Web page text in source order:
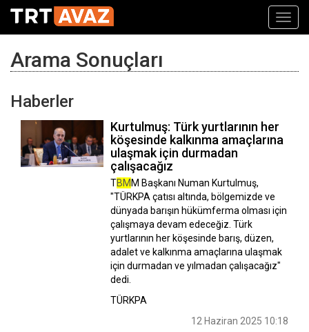
Arama Sonuçları
Haberler
Kurtulmuş: Türk yurtlarının her
köşesinde kalkınma amaçlarına
ulaşmak için durmadan
çalışacağız
TBM M Başkanı Numan Kurtulmuş,
"TÜRKPA çatısı altında, bölgemizde ve
dünyada barışın hükümferma olması için
çalışmaya devam edeceğiz. Türk
yurtlarının her köşesinde barış, düzen,
adalet ve kalkınma amaçlarına ulaşmak
için durmadan ve yılmadan çalışacağız"
dedi.
TÜRKPA
12 Haziran 2025 10:18